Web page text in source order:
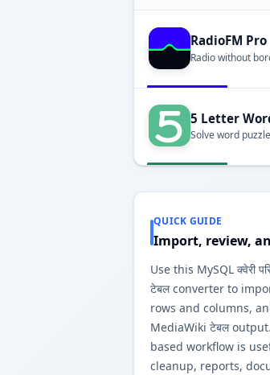
RadioFM Pro
Radio without
5 Letter
Solve word
QUICK GUIDE
Import, review,
Use this MySQL क्वेरी
टेबल converter to
rows and columns,
MediaWiki टेबल
based workflow is
cleanup, reports,